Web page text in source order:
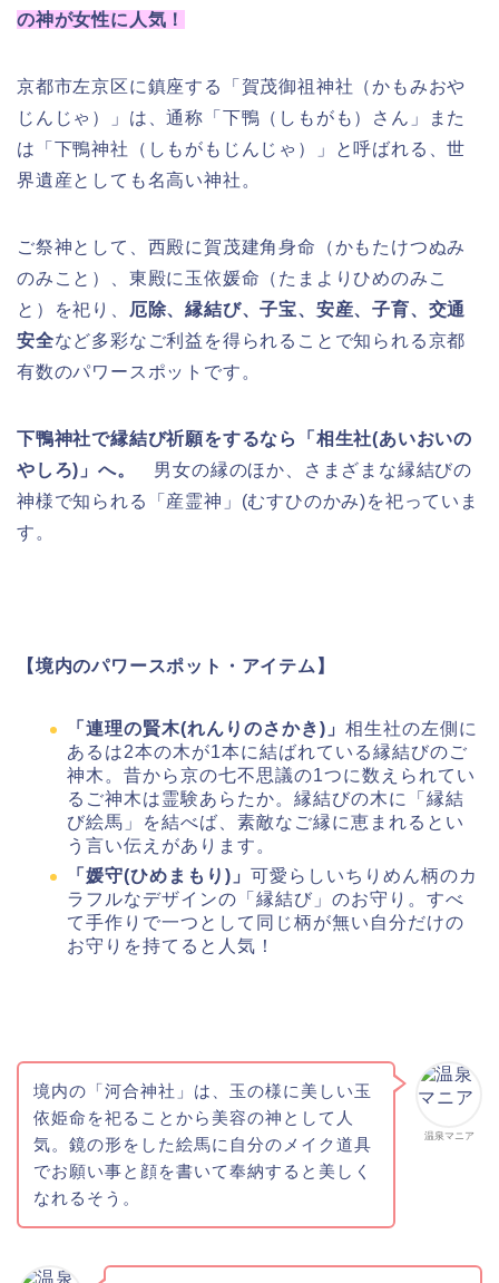
の神が女性に人気！
京都市左京区に鎮座する「賀茂御祖神社（かもみおや
じんじゃ）」は、通称「下鴨（しもがも）さん」また
は「下鴨神社（しもがもじんじゃ）」と呼ばれる、世
界遺産としても名高い神社。
ご祭神として、西殿に賀茂建角身命（かもたけつぬみ
のみこと）、東殿に玉依媛命 （たまよりひめのみこ
と）を祀り、
厄除、縁結び、子宝、安産、子育、交通
安全など多彩なご利益を得られることで知られる京都
有数のパワースポットです。
下鴨神社で縁結び祈願をするなら「相生社(あいおいの
やしろ)」へ。 男女の縁のほか、さまざまな縁結びの
神様で知られる「産霊神」(むすひのかみ)を祀っていま
す。
【境内のパワースポット・アイテム】
「連理の賢木(れんりのさかき)」 相生社の左側に
あるは2本の木が1本に結ばれている縁結びのご
神木。昔から京の七不思議の1つに数えられてい
るご神木は霊験あらたか。縁結びの木に「縁結
び絵馬」を結べば、素敵なご縁に恵まれるとい
う言い伝えがあります。
「媛守(ひめまもり)」 可愛らしいちりめん柄のカ
ラフルなデザインの「縁結び」のお守り。すべ
て手作りで一つとして同じ柄が無い自分だけの
お守りを持てると人気！
温泉マニア
境内の「河合神社」は、玉の様に美しい玉
依姫命を祀ることから美容の神として人
気。鏡の形をした絵馬に自分のメイク道具
でお願い事と顔を書いて奉納すると美しく
なれるそう。